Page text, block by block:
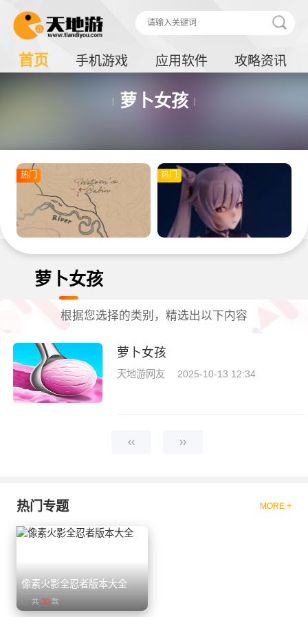
首页 手机游戏 应用软件 攻略资讯
萝卜女孩
热门 热门
萝卜女孩
根据您选择的类别，精选出以下内容
萝卜女孩
天地游网友 2025-10-13 12:34
‹‹ ››
热门专题 MORE +
像素火影全忍者版本大全
共 30 款